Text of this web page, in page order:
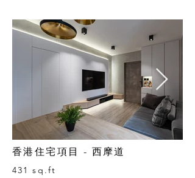
香港住宅項目 - 西摩道
431 sq.ft